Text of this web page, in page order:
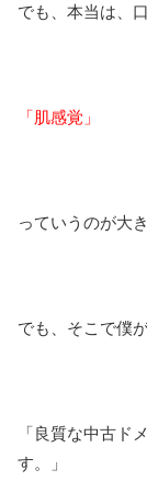
でも、本当は、
「肌感覚」
っていうのが大
でも、そこで僕
「良質な中古ド
す。」